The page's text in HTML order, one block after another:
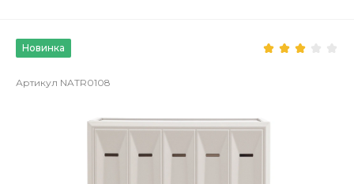
Новинка
Артикул NATR0108